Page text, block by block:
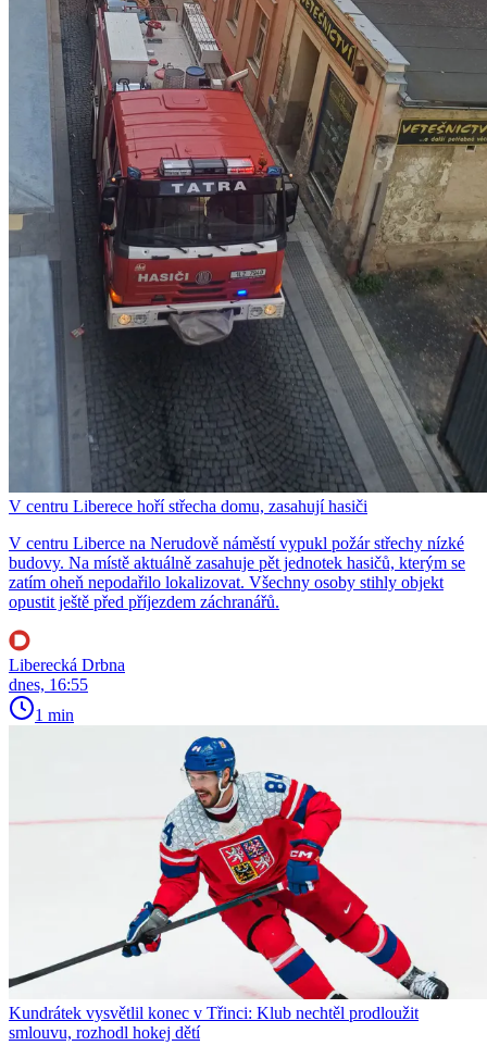
V centru Liberece hoří střecha domu, zasahují hasiči
V centru Liberce na Nerudově náměstí vypukl požár střechy nízké
budovy. Na místě aktuálně zasahuje pět jednotek hasičů, kterým se
zatím oheň nepodařilo lokalizovat. Všechny osoby stihly objekt
opustit ještě před příjezdem záchranářů.
Liberecká Drbna
dnes, 16:55
1 min
Kundrátek vysvětlil konec v Třinci: Klub nechtěl prodloužit
smlouvu, rozhodl hokej dětí